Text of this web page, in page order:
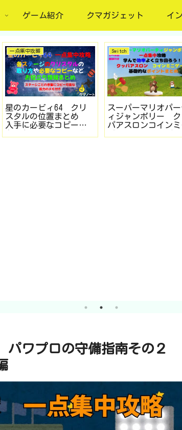
ゲーム紹介 クマガジェット イ
一点集中攻略
星のカービィ64 クリ
スタルの位置まとめ
入手に必要なコピー能
Switch
スーパーマリオパー
ィジャンボリー ク
パアスロンコインミ
パワプロの守備指南その２